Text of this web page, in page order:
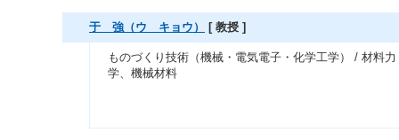
于 強（ウ キョウ） [ 教授 ]
ものづくり技術（機械・電気電子・化学工学） / 材料力
学、機械材料